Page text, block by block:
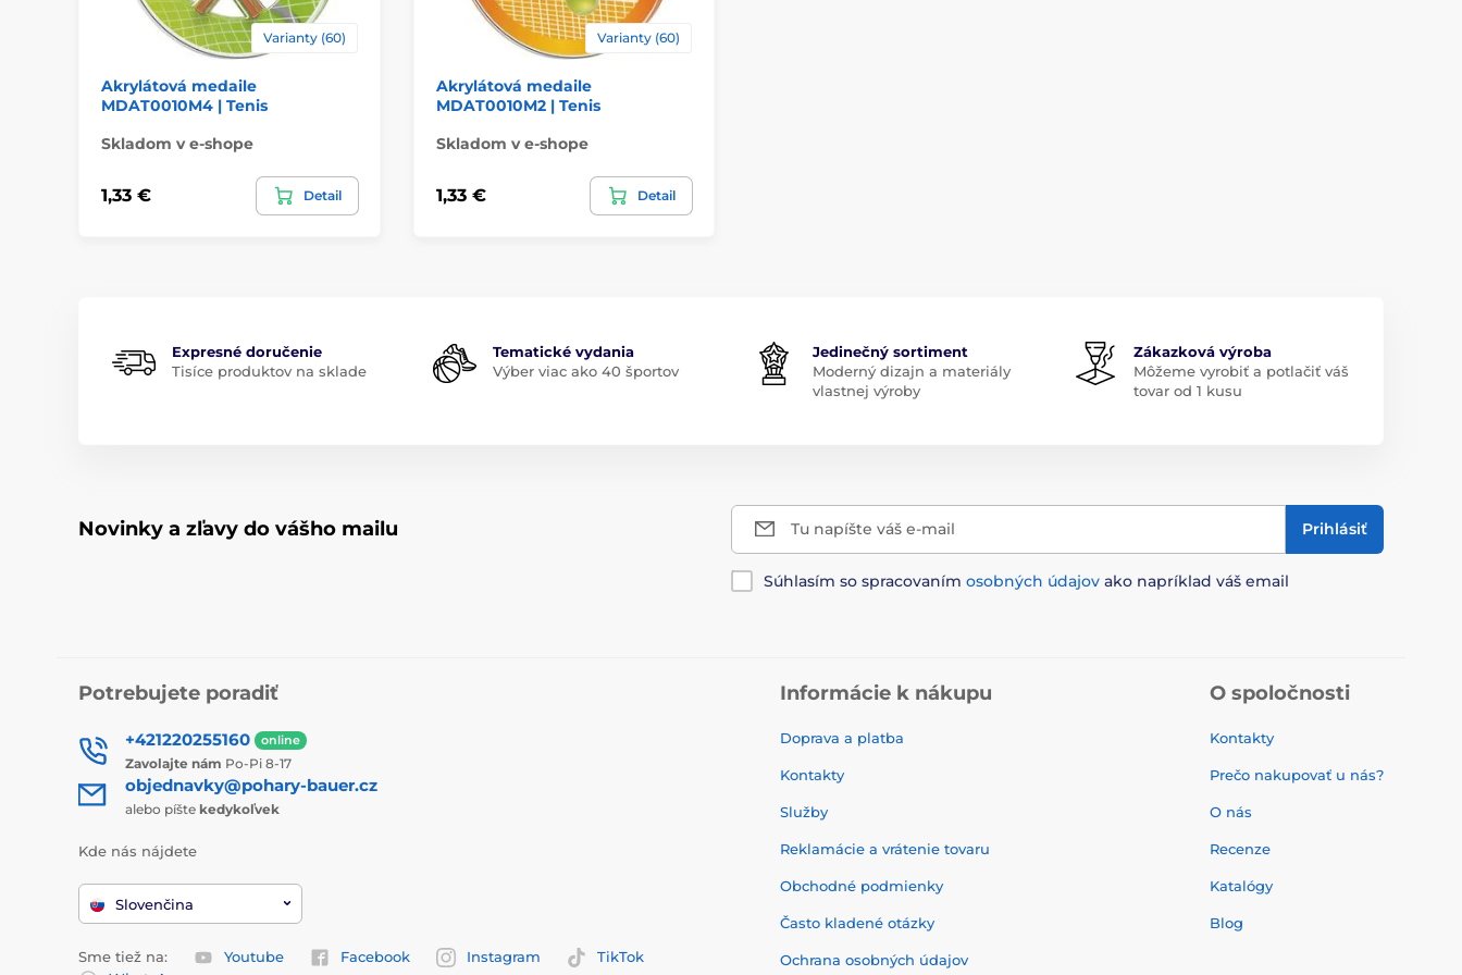
Varianty (60)
Akrylátová medaile
MDAT0010M4 | Tenis
Skladom v e-shope
1,33 € Detail
Varianty (60)
Akrylátová medaile
MDAT0010M2 | Tenis
Skladom v e-shope
1,33 € Detail
Expresné doručenie
Tisíce produktov na sklade
Tematické vydania
Výber viac ako 40 športov
Jedinečný sortiment
Moderný dizajn a materiály
vlastnej výroby
Zákazková výroba
Môžeme vyrobiť a potlačiť váš
tovar od 1 kusu
Novinky a zľavy do vášho mailu Tu napíšte váš e-mail Prihlásiť
Súhlasím so spracovaním osobných údajov ako napríklad váš email
Potrebujete poradiť
+421220255160 online
Zavolajte nám Po-Pi 8-17
objednavky@pohary-bauer.cz
alebo píšte kedykoľvek
Kde nás nájdete
Slovenčina
Sme tiež na: Youtube Facebook Instagram
TikTok
Informácie k nákupu
Doprava a platba
Kontakty
Služby
Reklamácie a vrátenie tovaru
Obchodné podmienky
Často kladené otázky
Ochrana osobných údajov
O spoločnosti
Kontakty
Prečo nakupovať u nás?
O nás
Recenze
Katalógy
Blog